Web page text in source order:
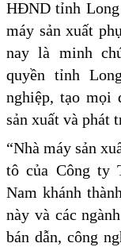
HĐND tỉnh Long
máy sản xuất
nay là minh
quyền tỉnh
nghiệp, tạo mọi
sản xuất và phát
“Nhà máy sản
tô của Công ty
Nam khánh
này và các
bán dẫn, công